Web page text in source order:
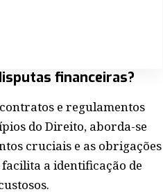
financeiras?
e regulamentos
do Direito, aborda-se
cruciais e as obrigações
a identificação de